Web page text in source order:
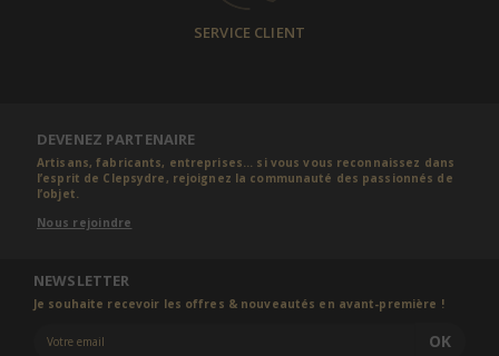
SERVICE CLIENT
DEVENEZ PARTENAIRE
Artisans, fabricants, entreprises... si vous vous reconnaissez dans
l’esprit de Clepsydre, rejoignez la communauté des passionnés de
l’objet.
Nous rejoindre
NEWSLETTER
Je souhaite recevoir les offres & nouveautés en avant-première !
OK